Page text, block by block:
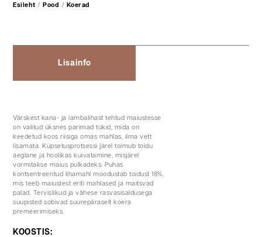
Esileht / Pood / Koerad
Lisainfo
Värskest kana- ja lambalihast tehtud maiustesse
on valitud üksnes parimad tükid, mida on
keedetud koos riisiga omas mahlas, ilma vett
lisamata. Küpsetusprotsessi järel toimub toidu
aeglane ja hoolikas kuivatamine, misjärel
vormitakse maius pulkadeks. Puhas
kontsentreeritud lihamahl moodustab toidust 18%,
mis teeb maiustest eriti mahlased ja maitsvad
palad. Tervislikud ja vähese rasvasisaldusega
suupisted sobivad suurepäraselt koera
premeerimiseks.
KOOSTIS: